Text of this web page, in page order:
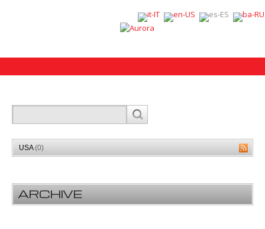
USA(0)
ARCHIVE